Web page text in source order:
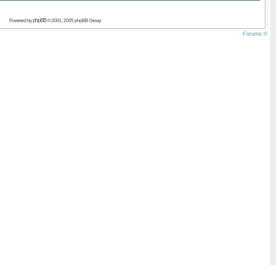
Powered byphpBB© 2001, 2005 phpBB Group
Forums ©